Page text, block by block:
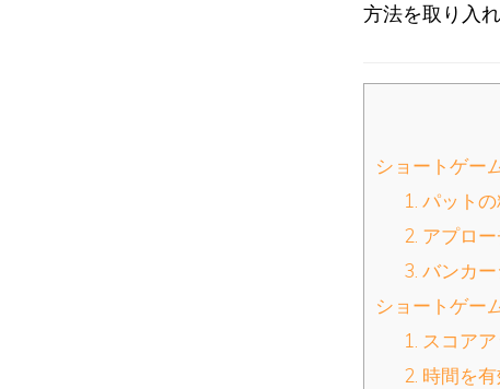
方法を取り入
ショートゲー
1. パット
2. アプロ
3. バンカ
ショートゲー
1. スコア
2. 時間を